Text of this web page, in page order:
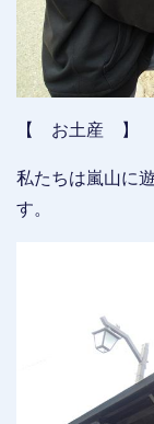
【 お土産 】
私たちは嵐山に
す。